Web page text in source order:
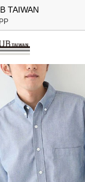
TAIWAN